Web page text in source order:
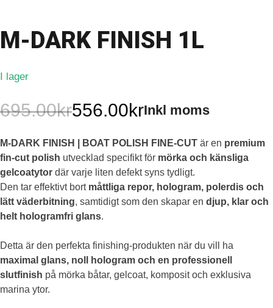
M-DARK FINISH 1L
I lager
695.00kr
Det
ursprungliga
priset
var:
695.00kr.
556.00kr
Det
nuvarande
priset
är:
556.00kr.
Inkl moms
M-DARK FINISH | BOAT POLISH FINE-CUT är en premium
fin-cut polish utvecklad specifikt för mörka och känsliga
gelcoatytor där varje liten defekt syns tydligt.
Den tar effektivt bort måttliga repor, hologram, polerdis och
lätt väderbitning, samtidigt som den skapar en djup, klar och
helt hologramfri glans.
Detta är den perfekta finishing-produkten när du vill ha
maximal glans, noll hologram och en professionell
slutfinish på mörka båtar, gelcoat, komposit och exklusiva
marina ytor.